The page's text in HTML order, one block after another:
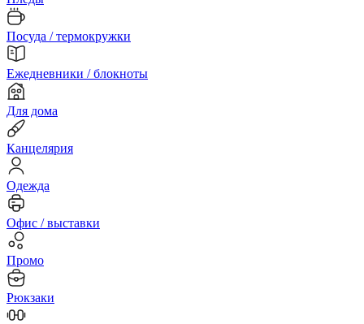
Посуда / термокружки
Ежедневники / блокноты
Для дома
Канцелярия
Одежда
Офис / выставки
Промо
Рюкзаки